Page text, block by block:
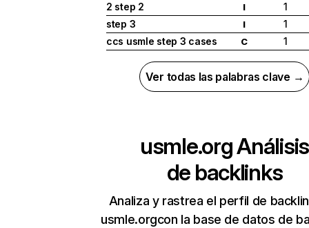
2 step 2
I
1
step 3
I
1
ccs usmle step 3 cases
C 1
Ver todas las palabras clave →
usmle.orgAnálisis
de backlinks
Analiza y rastrea el perfil de
usmle.orgcon la base de datos de